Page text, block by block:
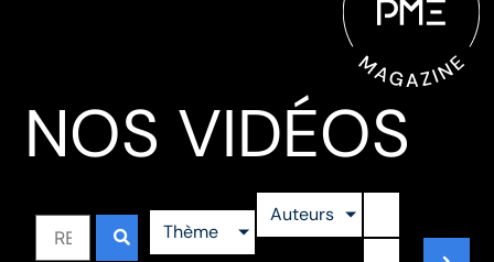
NOS VIDÉOS
Thème
Auteurs